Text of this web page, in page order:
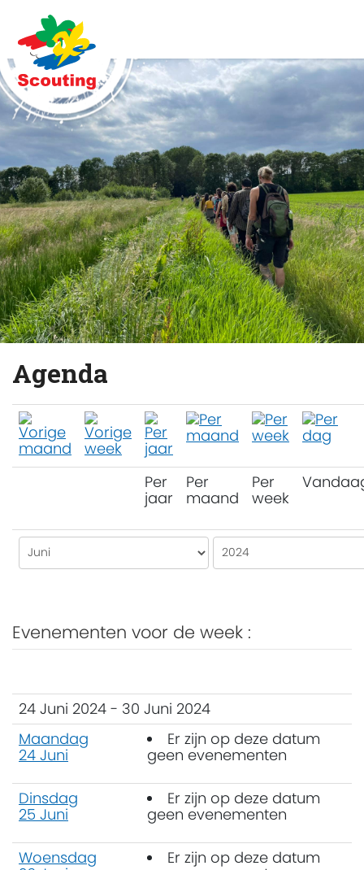
Agenda
Per
jaar
Per
maand
Per
week
Evenementen voor de week :
24 Juni 2024 - 30 Juni 2024
Maandag
24 Juni
Er zijn op deze datum
geen evenementen
Dinsdag
25 Juni
Er zijn op deze datum
geen evenementen
Woensdag
Er zijn op deze datum